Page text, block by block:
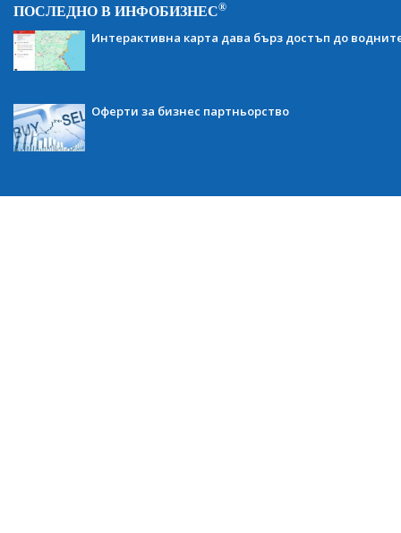
ПОСЛЕДНО В ИНФОБИЗНЕС®
Интерактивна карта дава бърз достъп до
Оферти за бизнес партньорство